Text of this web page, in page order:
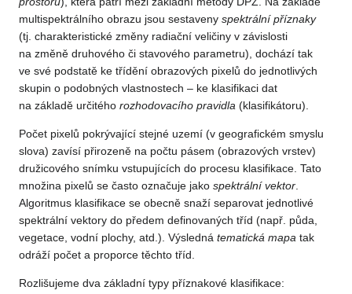
multispektrálního obrazu jsou sestaveny spektrální příznaky
(tj. charakteristické změny radiační veličiny v závislosti
na změně druhového či stavového parametru), dochází tak
ve své podstatě ke třídění obrazových pixelů do jednotlivých
skupin o podobných vlastnostech – ke klasifikaci dat
na základě určitého rozhodovacího pravidla (klasifikátoru).
Počet pixelů pokrývající stejné uzemí (v geografickém smyslu
slova) zavísí přirozeně na počtu pásem (obrazových vrstev)
družicového snímku vstupujících do procesu klasifikace. Tato
množina pixelů se často označuje jako spektrální vektor
Algoritmus klasifikace se obecně snaží separovat jednotlivé
spektrální vektory do předem definovaných tříd (např. půda,
vegetace, vodní plochy, atd.). Výsledná tematická mapa tak
odráží počet a proporce těchto tříd.
Rozlišujeme dva základní typy příznakové klasifikace: